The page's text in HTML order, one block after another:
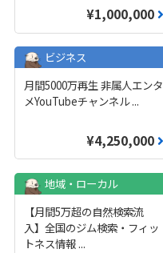
¥1,000,000
ビジネス
月間5000万再生 非属人エンタ
メYouTubeチャンネル...
¥4,250,000
地域・ローカル
【月間5万超の自然検索流
入】全国のジム検索・フィッ
トネス情報 ...